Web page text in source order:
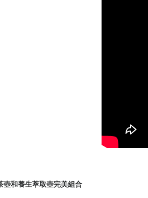
壺和養生萃取壺完美組合